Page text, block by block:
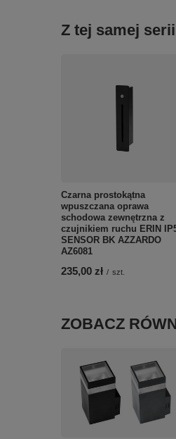
Z tej samej
Czarna prostokątna
wpuszczana oprawa
schodowa zewnętrzna z
czujnikiem ruchu ERIN
SENSOR BK AZZARDO
AZ6081
235,00 zł / szt.
ZOBACZ